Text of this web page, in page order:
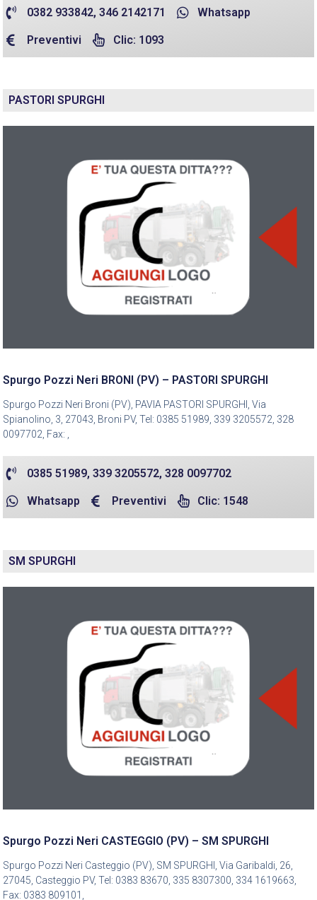
0382 933842, 346 2142171 Whatsapp
Preventivi Clic: 1093
PASTORI SPURGHI
Spurgo Pozzi Neri BRONI (PV) – PASTORI SPURGHI
Spurgo Pozzi Neri Broni (PV), PAVIA PASTORI SPURGHI, Via
Spianolino, 3, 27043, Broni PV, Tel: 0385 51989, 339 3205572, 328
0097702, Fax: ,
0385 51989, 339 3205572, 328 0097702
Whatsapp Preventivi Clic: 1548
SM SPURGHI
Spurgo Pozzi Neri CASTEGGIO (PV) – SM SPURGHI
Spurgo Pozzi Neri Casteggio (PV), SM SPURGHI, Via Garibaldi, 26,
27045, Casteggio PV, Tel: 0383 83670, 335 8307300, 334 1619663,
Fax: 0383 809101,